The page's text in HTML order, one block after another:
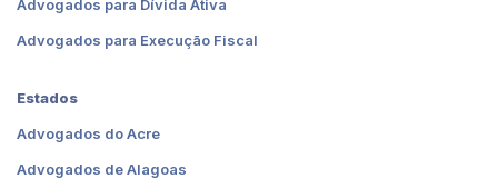
Advogados para Dívida Ativa
Advogados para Execução Fiscal
Estados
Advogados do Acre
Advogados de Alagoas